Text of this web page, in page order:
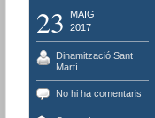
23
MAIG
2017
Dinamització Sant
Martí
No hi ha comentaris